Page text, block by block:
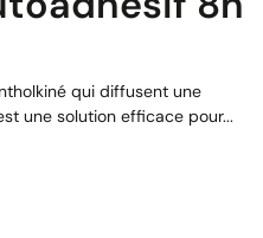
qui diffusent une
une solution efficace pour...